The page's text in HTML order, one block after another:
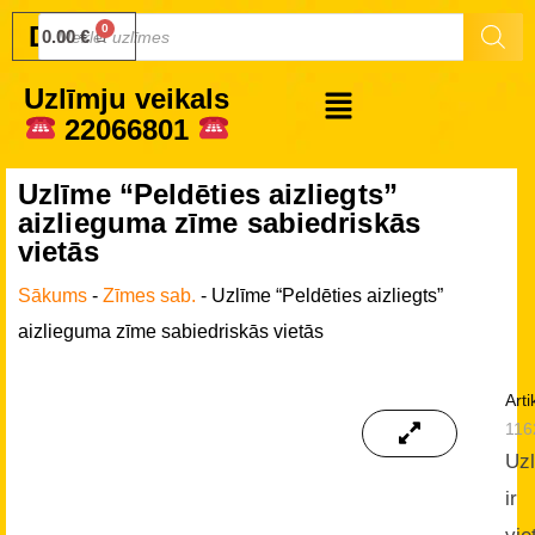
Druku.lv
0.00€
Uzlīmju veikals
22066801
Uzlīme “Peldēties aizliegts”
aizlieguma zīme sabiedriskās
vietās
Sākums - Zīmes sab. - Uzlīme “Peldēties aizliegts”
aizlieguma zīme sabiedriskās vietās
ir